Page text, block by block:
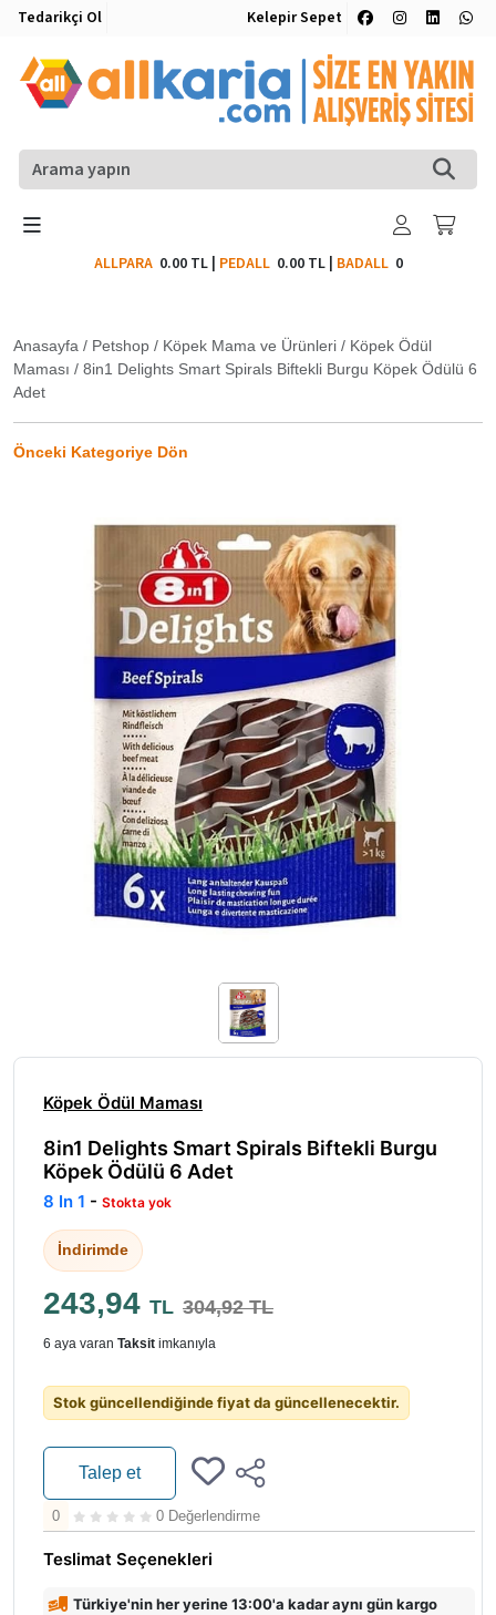
Tedarikçi Ol Kelepir Sepet
ALLPARA 0.00 TL| PEDALL 0.00 TL| BADALL0
Anasayfa / Petshop / Köpek Mama ve Ürünleri / Köpek Ödül
Maması / 8in1 Delights Smart Spirals Biftekli Burgu Köpek Ödülü 6
Adet
Önceki Kategoriye Dön
Köpek Ödül Maması
8in1 Delights Smart Spirals Biftekli Burgu
Köpek Ödülü 6 Adet
8 In 1 - Stokta yok
İndirimde
243,94 TL 304,92 TL
6 aya varan Taksit imkanıyla
Stok güncellendiğinde fiyat da güncellenecektir.
Talep et
0 0 Değerlendirme
Teslimat Seçenekleri
Türkiye'nin her yerine 13:00'a kadar aynı gün kargo